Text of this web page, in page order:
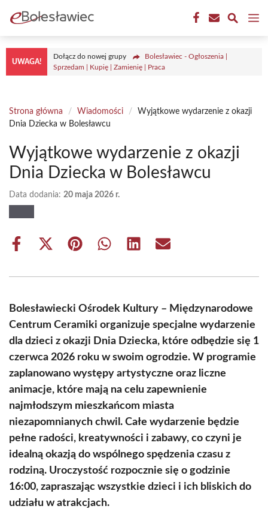
treści
UWAGA!
Dołącz do nowej grupy
Bolesławiec - Ogłoszenia |
Sprzedam | Kupię | Zamienię | Praca
Strona główna / Wiadomości /
Wyjątkowe wydarzenie z okazji
Dnia Dziecka w Bolesławcu
Wyjątkowe wydarzenie z okazji
Dnia Dziecka w Bolesławcu
Data dodania: 20 maja 2026 r.
Share
Share
(Twitter)
Share Share Share Share
Bolesławiecki Ośrodek Kultury – Międzynarodowe
Centrum Ceramiki organizuje specjalne wydarzenie
dla dzieci z okazji Dnia Dziecka, które odbędzie się 1
czerwca 2026 roku w swoim ogrodzie. W programie
zaplanowano występy artystyczne oraz liczne
animacje, które mają na celu zapewnienie
najmłodszym mieszkańcom miasta
niezapomnianych chwil. Całe wydarzenie będzie
pełne radości, kreatywności i zabawy, co czyni je
idealną okazją do wspólnego spędzenia czasu z
rodziną. Uroczystość rozpocznie się o godzinie
16:00, zapraszając wszystkie dzieci i ich bliskich do
udziału w atrakcjach.